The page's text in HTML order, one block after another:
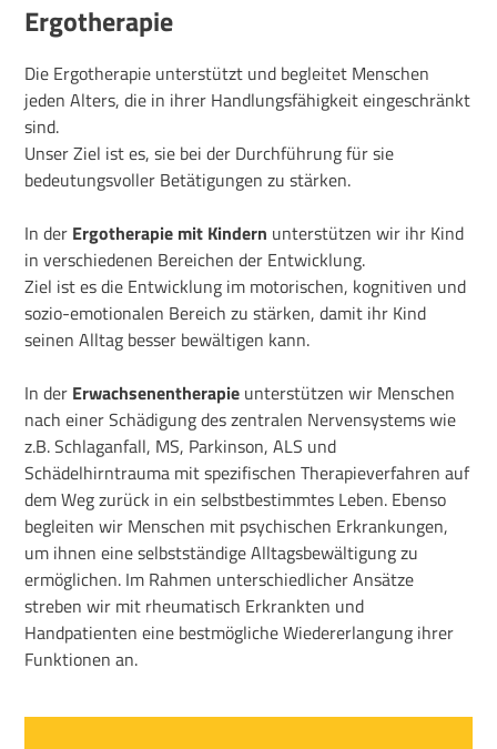
Ergotherapie
Die Ergotherapie unterstützt und begleitet Menschen
jeden Alters, die in ihrer Handlungsfähigkeit eingeschränkt
sind.
Unser Ziel ist es, sie bei der Durchführung für sie
bedeutungsvoller Betätigungen zu stärken.
In der Ergotherapie mit Kindern unterstützen wir ihr Kind
in verschiedenen Bereichen der Entwicklung.
Ziel ist es die Entwicklung im motorischen, kognitiven und
sozio-emotionalen Bereich zu stärken, damit ihr Kind
seinen Alltag besser bewältigen kann.
In der Erwachsenentherapie unterstützen wir Menschen
nach einer Schädigung des zentralen Nervensystems wie
z.B. Schlaganfall, MS, Parkinson, ALS und
Schädelhirntrauma mit spezifischen Therapieverfahren auf
dem Weg zurück in ein selbstbestimmtes Leben. Ebenso
begleiten wir Menschen mit psychischen Erkrankungen,
um ihnen eine selbstständige Alltagsbewältigung zu
ermöglichen. Im Rahmen unterschiedlicher Ansätze
streben wir mit rheumatisch Erkrankten und
Handpatienten eine bestmögliche Wiedererlangung ihrer
Funktionen an.